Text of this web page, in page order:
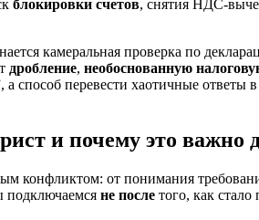
блокировки счетов, снятия НДС-
камеральная проверка по
дробление, необоснованную
перевести хаотичные
и почему это важно
конфликтом: от понимания
подключаемся не после того, как